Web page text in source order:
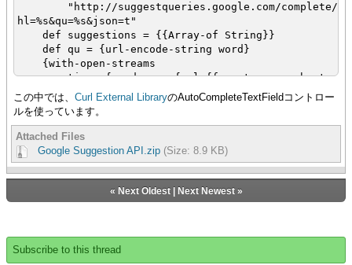
"http://suggestqueries.google.com/complete/
hl=%s&qu=%s&json=t"
def suggestions = {{Array-of String}}
def qu = {url-encode-string word}
{with-open-streams
tis = {read-open {url {format query, host-
locale.name, qu}}}
do
def results = {JsonValue-parse tis} asa
JsonArray
{for v in results[1] asa JsonArray do
{suggestions.append v asa String}
}
{return suggestions}
{define-class public open GoogleSuggestionProvider
{inherits AutocompleteProvider}
この中では、 Curl External LibraryのAutoCompleteTextFieldコントロー
ルを使っています。
Attached Files
Google Suggestion API.zip (Size: 8.9 KB)
« Next Oldest| Next Newest»
Subscribe to this thread